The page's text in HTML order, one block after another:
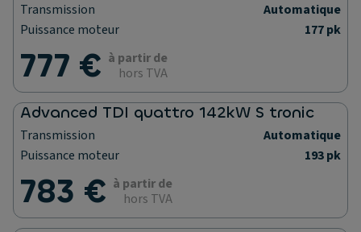
Transmission
Automatique
Puissance moteur
177 pk
777 € à partir de
hors TVA
Advanced TDI quattro 142kW S tronic
Transmission
Automatique
Puissance moteur
193 pk
783 € à partir de
hors TVA